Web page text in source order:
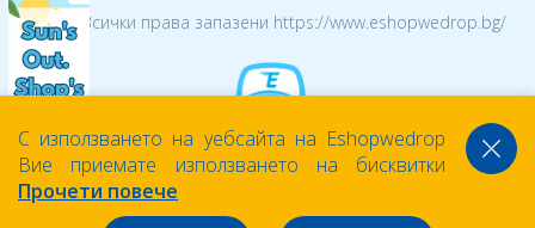
© 2026 Всички права запазени https://www.eshopwedrop.bg/
С използването на уебсайта на Eshopwedrop
Вие приемате използването на бисквитки
Прочети повече